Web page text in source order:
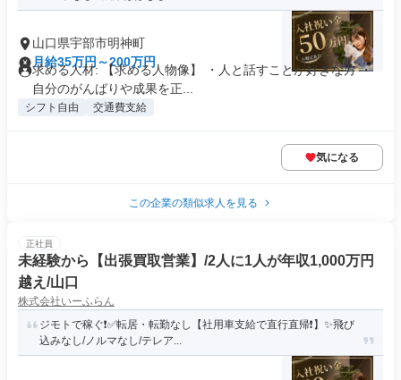
山口県宇部市明神町
月給35万円～200万円
求める人材: 【求める人物像】 ・人と話すことが好きな方 ・
自分のがんばりや成果を正...
シフト自由 交通費支給
気になる
この企業の類似求人を見る
正社員
未経験から【出張買取営業】/2人に1人が年収1,000万円
越え/山口
株式会社いーふらん
ジモトで稼ぐ❗✅転居・転勤なし【社用車支給で直行直帰❗】✨飛び
込みなし/ノルマなし/テレア...